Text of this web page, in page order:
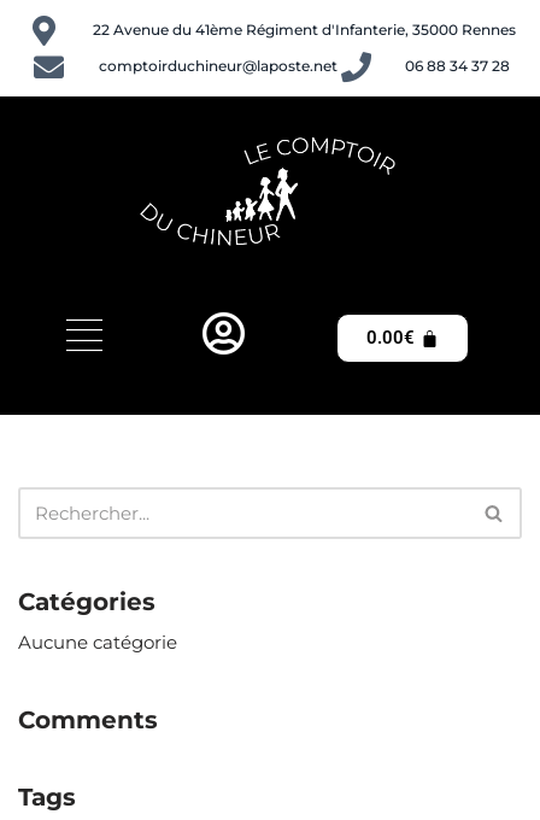
Aller
au
22 Avenue du 41ème Régiment d'Infanterie, 35000 Rennes
comptoirduchineur@laposte.net
06 88 34 37 28
0.00€
Catégories
Aucune catégorie
Comments
Tags